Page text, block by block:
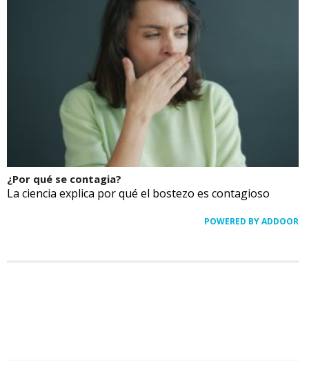
¿Por qué se contagia?
La ciencia explica por qué el bostezo es contagioso
POWERED BY ADDOOR